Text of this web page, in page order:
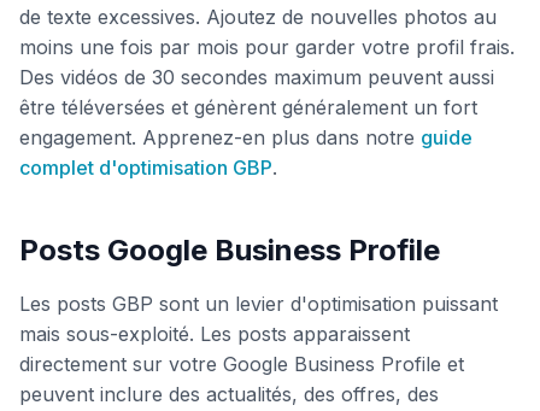
de texte excessives. Ajoutez de nouvelles photos au
moins une fois par mois pour garder votre profil frais.
Des vidéos de 30 secondes maximum peuvent aussi
être téléversées et génèrent généralement un fort
engagement. Apprenez-en plus dans notre guide
complet d'optimisation GBP.
Posts Google Business Profile
Les posts GBP sont un levier d'optimisation puissant
mais sous-exploité. Les posts apparaissent
directement sur votre Google Business Profile et
peuvent inclure des actualités, des offres, des